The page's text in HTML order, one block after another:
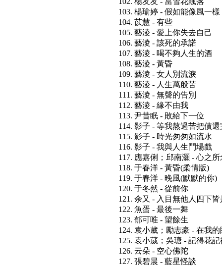
103. 楊瑜婷 - 假如能像風一樣
104. 苡慧 - 有些
105. 藝淩 - 愛上你失去自己
106. 藝淩 - 該死的承諾
107. 藝淩 - 喝不夠人生的酒
108. 藝淩 - 黃昏
109. 藝淩 - 女人別流淚
110. 藝淩 - 人生萬般苦
111. 藝淩 - 無聲的告別
112. 藝淩 - 緣不由我
113. 尹昔眠 - 敗給下一位
114. 影子 - 等我熬過苦把債還
115. 影子 - 時光匆匆如流水
116. 影子 - 我與人生鬥場戲
117. 應嘉俐；邱南灝 - 心之所
118. 于春洋 - 黃昏(柔情版)
119. 于春洋 - 晚風(默默的你)
120. 于冬然 - 從前你
121. 余又 - 入目無他人四下皆
122. 魚蛋 - 最後一舞
123. 郁可唯 - 望餘生
124. 袁小葳；勵志豪 - 在我的
125. 袁小葳；吳瑭 - 記得花記
126. 云朵 - 空心佛陀
127. 張碧晨 - 藍星怪談